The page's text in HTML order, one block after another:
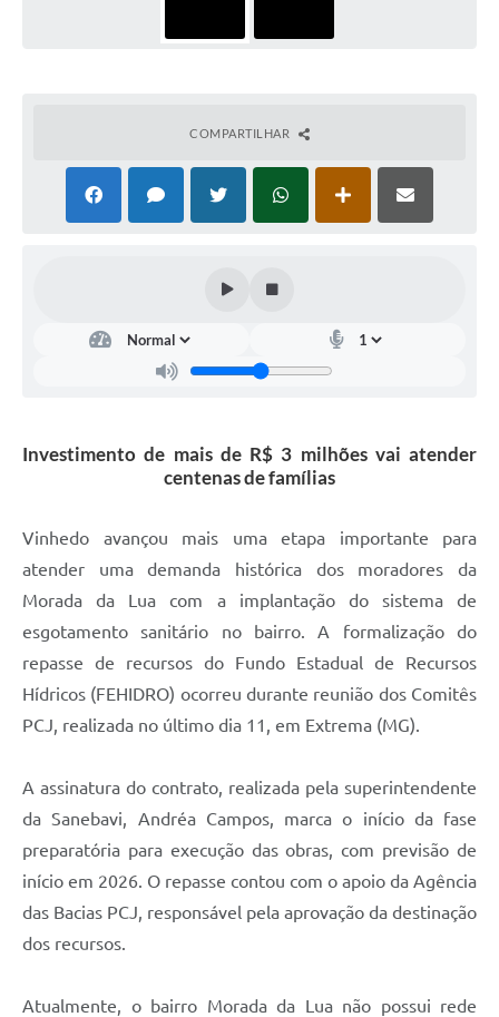
Contratos
Carta de Serviços
Legislação
Links Úteis
COMPARTILHAR
Investimento de mais de R$ 3 milhões vai atender
centenas de famílias
Vinhedo avançou mais uma etapa importante para
atender uma demanda histórica dos moradores da
Morada da Lua com a implantação do sistema de
esgotamento sanitário no bairro. A formalização do
repasse de recursos do Fundo Estadual de Recursos
Hídricos (FEHIDRO) ocorreu durante reunião dos Comitês
PCJ, realizada no último dia 11, em Extrema (MG).
A assinatura do contrato, realizada pela superintendente
da Sanebavi, Andréa Campos, marca o início da fase
preparatória para execução das obras, com previsão de
início em 2026. O repasse contou com o apoio da Agência
das Bacias PCJ, responsável pela aprovação da destinação
dos recursos.
Atualmente, o bairro Morada da Lua não possui rede